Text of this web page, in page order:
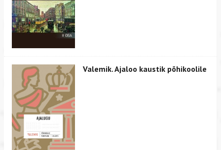
Valemik. Ajaloo kaustik põhikoolile